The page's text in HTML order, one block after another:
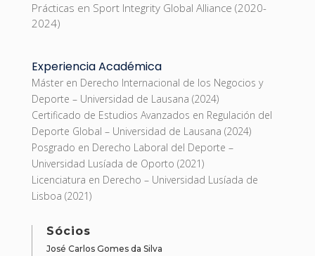
Prácticas en Sport Integrity Global Alliance (2020-
2024)
Experiencia Académica
Máster en Derecho Internacional de los Negocios y
Deporte – Universidad de Lausana (2024)
Certificado de Estudios Avanzados en Regulación del
Deporte Global – Universidad de Lausana (2024)
Posgrado en Derecho Laboral del Deporte –
Universidad Lusíada de Oporto (2021)
Licenciatura en Derecho – Universidad Lusíada de
Lisboa (2021)
Sócios
José Carlos Gomes da Silva